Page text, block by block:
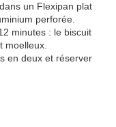
un Flexipan plat
perforée.
minutes : le biscuit
moelleux.
en deux et réserver